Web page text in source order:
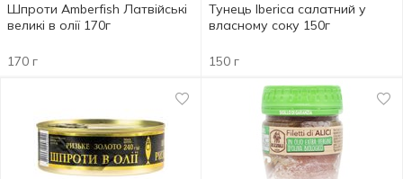
Шпроти Amberfish Латвійські
великі в олії 170г
170 г
Тунець Iberica салатний у
власному соку 150г
150 г